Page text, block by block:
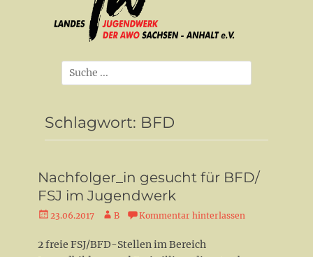
Suche
nach:
Schlagwort: BFD
Nachfolger_in gesucht für BFD/
FSJ im Jugendwerk
Veröffentlicht
23.06.2017 Autor
B Kommentar hinterlassen
2 freie FSJ/BFD-Stellen im Bereich